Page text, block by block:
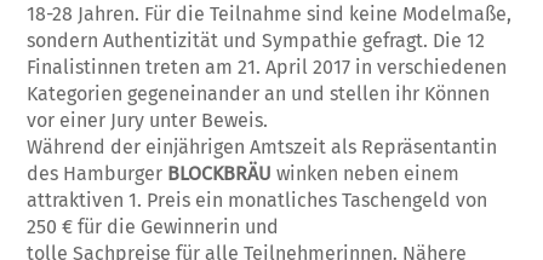
18-28 Jahren. Für die Teilnahme sind keine Modelmaße,
sondern Authentizität und Sympathie gefragt. Die 12
Finalistinnen treten am 21. April 2017 in verschiedenen
Kategorien gegeneinander an und stellen ihr Können
vor einer Jury unter Beweis.
Während der einjährigen Amtszeit als Repräsentantin
des Hamburger BLOCKBRÄU winken neben einem
attraktiven 1. Preis ein monatliches Taschengeld von
250 € für die Gewinnerin und
tolle Sachpreise für alle Teilnehmerinnen. Nähere